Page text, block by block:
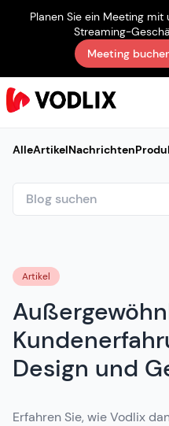
Planen Sie ein Meeting
Streaming-
Meeting
AlleArtikelNachrichten
Artikel
Design und
Erfahren Sie, wie Vodlix